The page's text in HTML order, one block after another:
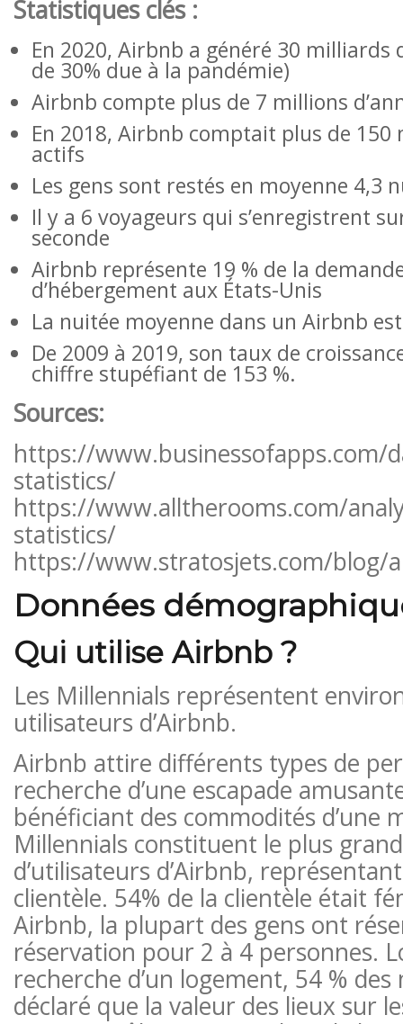
Statistiques clés :
En 2020, Airbnb a généré 30 milliards
de 30% due à la pandémie)
Airbnb compte plus de 7 millions
En 2018, Airbnb comptait plus de 150
actifs
Les gens sont restés en moyenne 4,3
Il y a 6 voyageurs qui s’enregistrent
seconde
Airbnb représente 19 % de la
d’hébergement aux États-Unis
La nuitée moyenne dans un Airbnb
De 2009 à 2019, son taux de
chiffre stupéfiant de 153 %.
Sources:
https://www.businessofapps.com/
statistics/
https://www.alltherooms.com/
statistics/
https://www.stratosjets.com/blog/
Données
Qui utilise Airbnb ?
Les Millennials représentent
utilisateurs d’Airbnb.
Airbnb attire différents types de
recherche d’une escapade
bénéficiant des commodités d’une
Millennials constituent le plus
d’utilisateurs d’Airbnb,
clientèle. 54% de la clientèle était
Airbnb, la plupart des gens ont
réservation pour 2 à 4 personnes.
recherche d’un logement, 54 %
déclaré que la valeur des lieux sur